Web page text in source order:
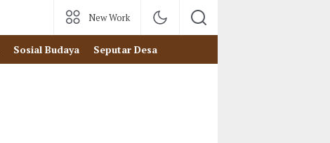
New Work
Sosial Budaya Seputar Desa